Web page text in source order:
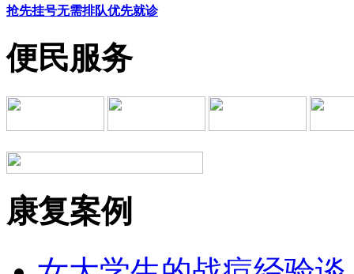
抢先挂号无需排队优先就诊
便民服务
康复案例